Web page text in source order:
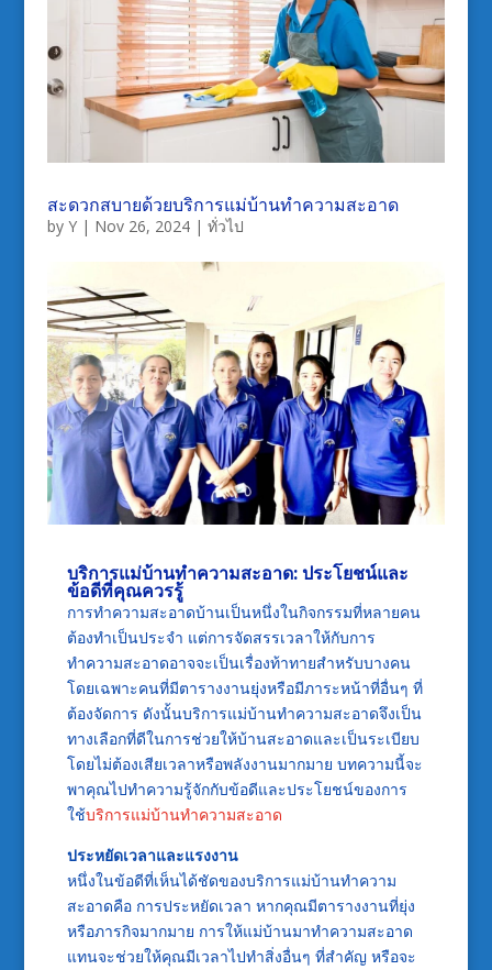
สะดวกสบายด้วยบริการแม่บ้านทำความสะอาด
by Y| Nov 26, 2024| ทั่วไป
บริการแม่บ้านทำความสะอาด: ประโยชน์และ
ข้อดีที่คุณควรรู้
การทำความสะอาดบ้านเป็นหนึ่งในกิจกรรมที่หลายคน
ต้องทำเป็นประจำ แต่การจัดสรรเวลาให้กับการ
ทำความสะอาดอาจจะเป็นเรื่องท้าทายสำหรับบางคน
โดยเฉพาะคนที่มีตารางงานยุ่งหรือมีภาระหน้าที่อื่นๆ ที่
ต้องจัดการ ดังนั้นบริการแม่บ้านทำความสะอาดจึงเป็น
ทางเลือกที่ดีในการช่วยให้บ้านสะอาดและเป็นระเบียบ
โดยไม่ต้องเสียเวลาหรือพลังงานมากมาย บทความนี้จะ
พาคุณไปทำความรู้จักกับข้อดีและประโยชน์ของการ
ใช้บริการแม่บ้านทำความสะอาด
ประหยัดเวลาและแรงงาน
หนึ่งในข้อดีที่เห็นได้ชัดของบริการแม่บ้านทำความ
สะอาดคือ การประหยัดเวลา หากคุณมีตารางงานที่ยุ่ง
หรือภารกิจมากมาย การให้แม่บ้านมาทำความสะอาด
แทนจะช่วยให้คุณมีเวลาไปทำสิ่งอื่นๆ ที่สำคัญ หรือจะ